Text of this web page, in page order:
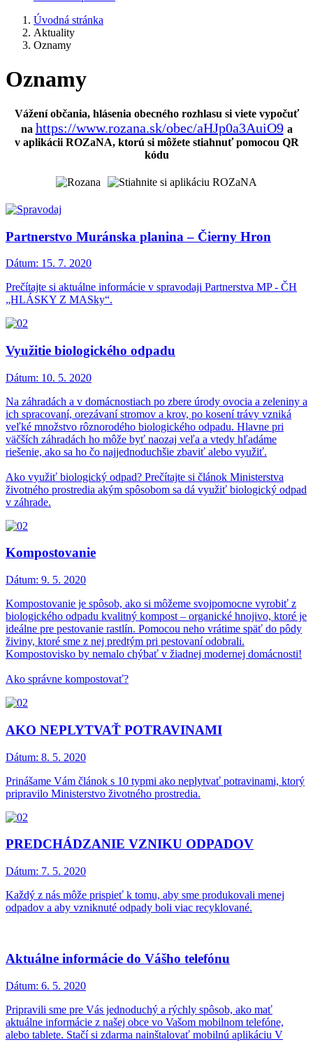
Úvodná stránka
Aktuality
Oznamy
Oznamy
Vážení občania, hlásenia obecného rozhlasu si viete vypočuť
na https://www.rozana.sk/obec/aHJp0a3AuiO9 a
v aplikácii ROZaNA, ktorú si môžete stiahnuť pomocou QR
kódu
Partnerstvo Muránska planina – Čierny Hron
Dátum: 15. 7. 2020
Prečítajte si aktuálne informácie v spravodaji Partnerstva MP - ČH
„HLÁSKY Z MASky“.
Využitie biologického odpadu
Dátum: 10. 5. 2020
Na záhradách a v domácnostiach po zbere úrody ovocia a zeleniny a
ich spracovaní, orezávaní stromov a krov, po kosení trávy vzniká
veľké množstvo rôznorodého biologického odpadu. Hlavne pri
väčších záhradách ho môže byť naozaj veľa a vtedy hľadáme
riešenie, ako sa ho čo najjednoduchšie zbaviť alebo využiť.
Ako využiť biologický odpad? Prečítajte si článok Ministerstva
životného prostredia akým spôsobom sa dá využiť biologický odpad
v záhrade.
Kompostovanie
Dátum: 9. 5. 2020
Kompostovanie je spôsob, ako si môžeme svojpomocne vyrobiť z
biologického odpadu kvalitný kompost – organické hnojivo, ktoré je
ideálne pre pestovanie rastlín. Pomocou neho vrátime späť do pôdy
živiny, ktoré sme z nej predtým pri pestovaní odobrali.
Kompostovisko by nemalo chýbať v žiadnej modernej domácnosti!
Ako správne kompostovať?
AKO NEPLYTVAŤ POTRAVINAMI
Dátum: 8. 5. 2020
Prinášame Vám článok s 10 typmi ako neplytvať potravinami, ktorý
pripravilo Ministerstvo životného prostredia.
PREDCHÁDZANIE VZNIKU ODPADOV
Dátum: 7. 5. 2020
Každý z nás môže prispieť k tomu, aby sme produkovali menej
odpadov a aby vzniknuté odpady boli viac recyklované.
Aktuálne informácie do Vášho telefónu
Dátum: 6. 5. 2020
Pripravili sme pre Vás jednoduchý a rýchly spôsob, ako mať
aktuálne informácie z našej obce vo Vašom mobilnom telefóne,
alebo tablete. Stačí si zdarma nainštalovať mobilnú aplikáciu V